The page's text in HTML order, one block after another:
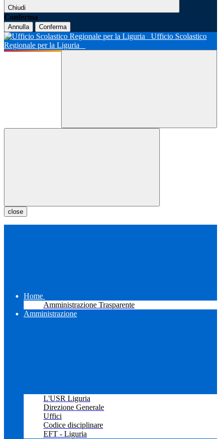
Chiudi
Conferma
Annulla Conferma
Ufficio Scolastico
Regionale per la Liguria
close
Home
Amministrazione Trasparente
Amministrazione
L'USR Liguria
Direzione Generale
Uffici
Codice disciplinare
EFT - Liguria